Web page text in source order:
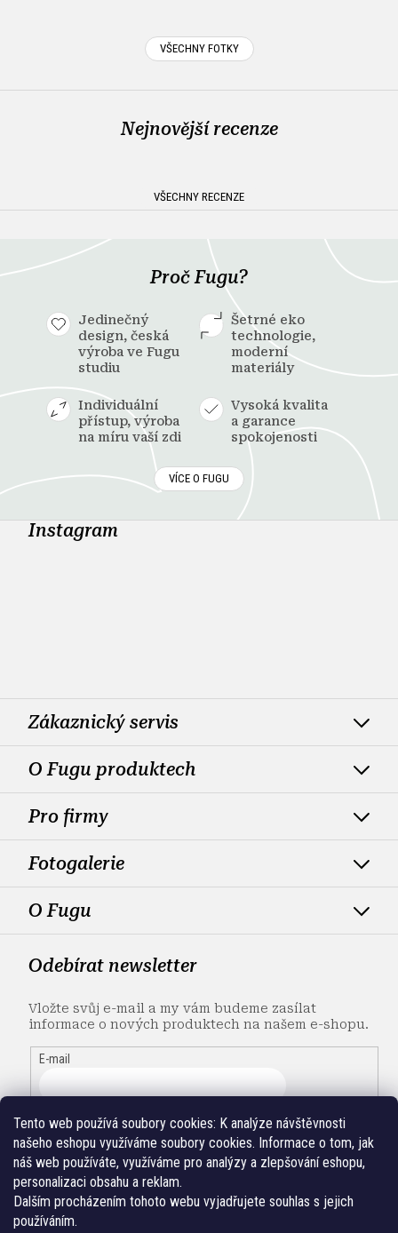
Tento web používá soubory cookies: K analýze návštěvnosti
našeho eshopu využíváme soubory cookies. Informace o tom, jak
náš web používáte, využíváme pro analýzy a zlepšování eshopu,
personalizaci obsahu a reklam.
Dalším procházením tohoto webu vyjadřujete souhlas s jejich
používáním.
VŠECHNY FOTKY
Nejnovější recenze
VŠECHNY RECENZE
Proč Fugu?
Jedinečný
design, česká
výroba ve Fugu
studiu
Šetrné eko
technologie,
moderní
materiály
Individuální
přístup, výroba
na míru vaší zdi
Vysoká kvalita
a garance
spokojenosti
VÍCE O FUGU
Instagram
Zákaznický servis
O Fugu produktech
Pro firmy
Fotogalerie
O Fugu
Odebírat newsletter
Vložte svůj e-mail a my vám budeme zasílat
informace o nových produktech na našem e-shopu.
E-mail